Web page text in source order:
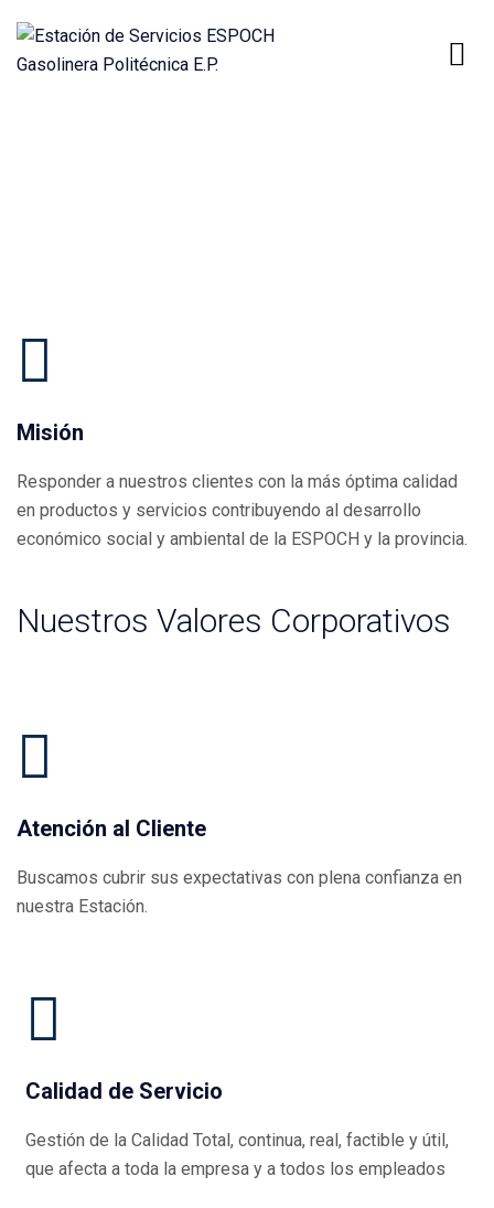
Misión
Responder a nuestros clientes con la más óptima calidad
en productos y servicios contribuyendo al desarrollo
económico social y ambiental de la ESPOCH y la provincia.
Nuestros Valores Corporativos
Atención al Cliente
Buscamos cubrir sus expectativas con plena confianza en
nuestra Estación.
Calidad de Servicio
Gestión de la Calidad Total, continua, real, factible y útil,
que afecta a toda la empresa y a todos los empleados